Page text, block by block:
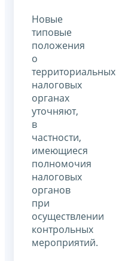
Новые
типовые
положения
о
территориальных
налоговых
органах
уточняют,
в
частности,
имеющиеся
полномочия
налоговых
органов
при
осуществлении
контрольных
мероприятий.